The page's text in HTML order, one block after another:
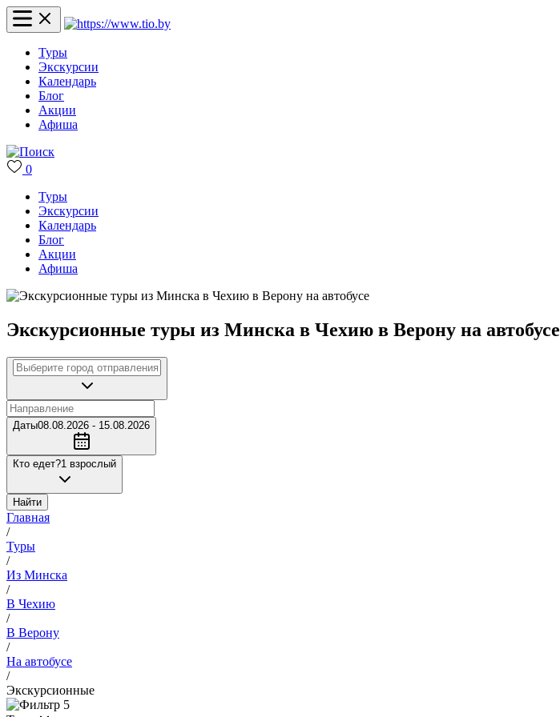
Туры
Экскурсии
Календарь
Блог
Акции
Афиша
0
Туры
Экскурсии
Календарь
Блог
Акции
Афиша
Экскурсионные туры из Минска в Чехию в Верону на автобусе
Даты08.08.2026 - 15.08.2026
Кто едет?1 взрослый
Найти
Главная
/
Туры
/
Из Минска
/
В Чехию
/
В Верону
/
На автобусе
/
Экскурсионные
5